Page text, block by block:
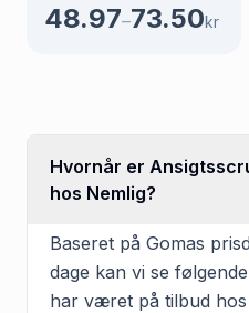
48.97–73.50kr
Hvornår er
hos Nemlig?
Baseret på Gomas
dage kan vi se
har været på tilbud hos